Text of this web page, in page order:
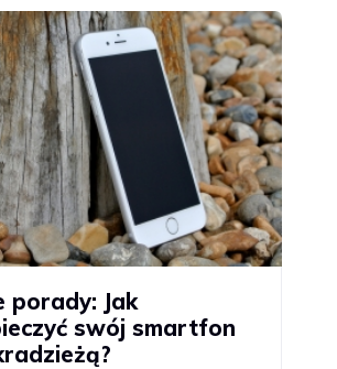
porady: Jak
swój smartfon